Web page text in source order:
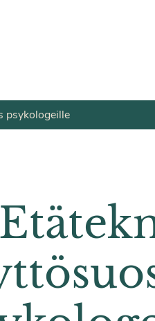
psykologeille